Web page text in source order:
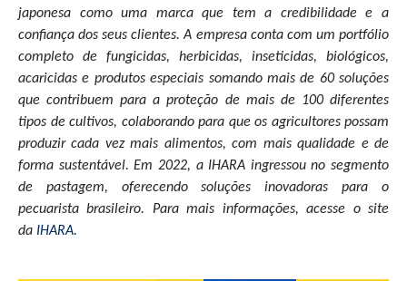
japonesa como uma marca que tem a credibilidade e a
confiança dos seus clientes. A empresa conta com um portfólio
completo de fungicidas, herbicidas, inseticidas, biológicos,
acaricidas e produtos especiais somando mais de 60 soluções
que contribuem para a proteção de mais de 100 diferentes
tipos de cultivos, colaborando para que os agricultores possam
produzir cada vez mais alimentos, com mais qualidade e de
forma sustentável. Em 2022, a IHARA ingressou no segmento
de pastagem, oferecendo soluções inovadoras para o
pecuarista brasileiro.
Para mais informações, acesse o site
da IHARA.